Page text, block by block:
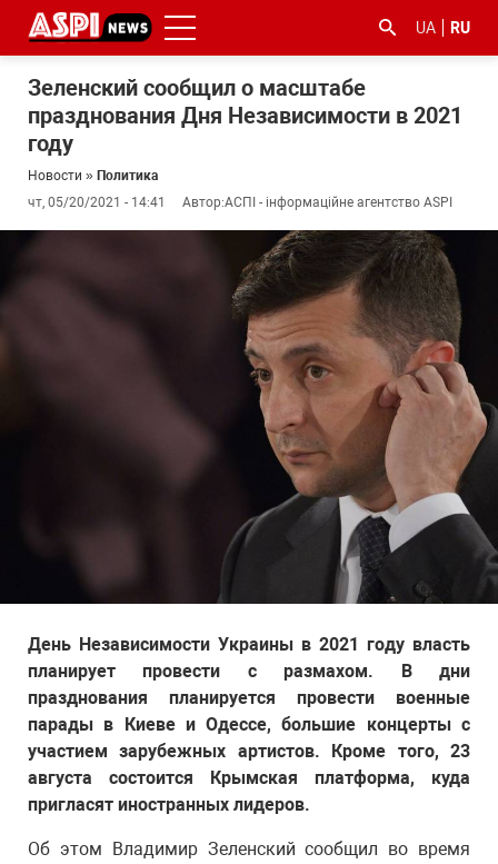
UA RU
Зеленский сообщил о масштабе
празднования Дня Независимости в 2021
году
Новости » Политика
чт, 05/20/2021 - 14:41
Автор:АСПІ - інформаційне агентство ASPI
День Независимости Украины в 2021 году власть
планирует провести с размахом. В дни
празднования планируется провести военные
парады в Киеве и Одессе, большие концерты с
участием зарубежных артистов. Кроме того, 23
августа состоится Крымская платформа, куда
пригласят иностранных лидеров.
Об этом Владимир Зеленский сообщил во время
#Киев #коронавірус